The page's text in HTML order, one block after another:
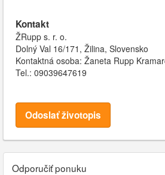
Kontakt
ŽRupp s. r. o.
Dolný Val 16/171, Žilina, Slovensko
Kontaktná osoba: Žaneta Rupp
Tel.: 09039647619
Odoslať životopis
Odporučiť ponuku